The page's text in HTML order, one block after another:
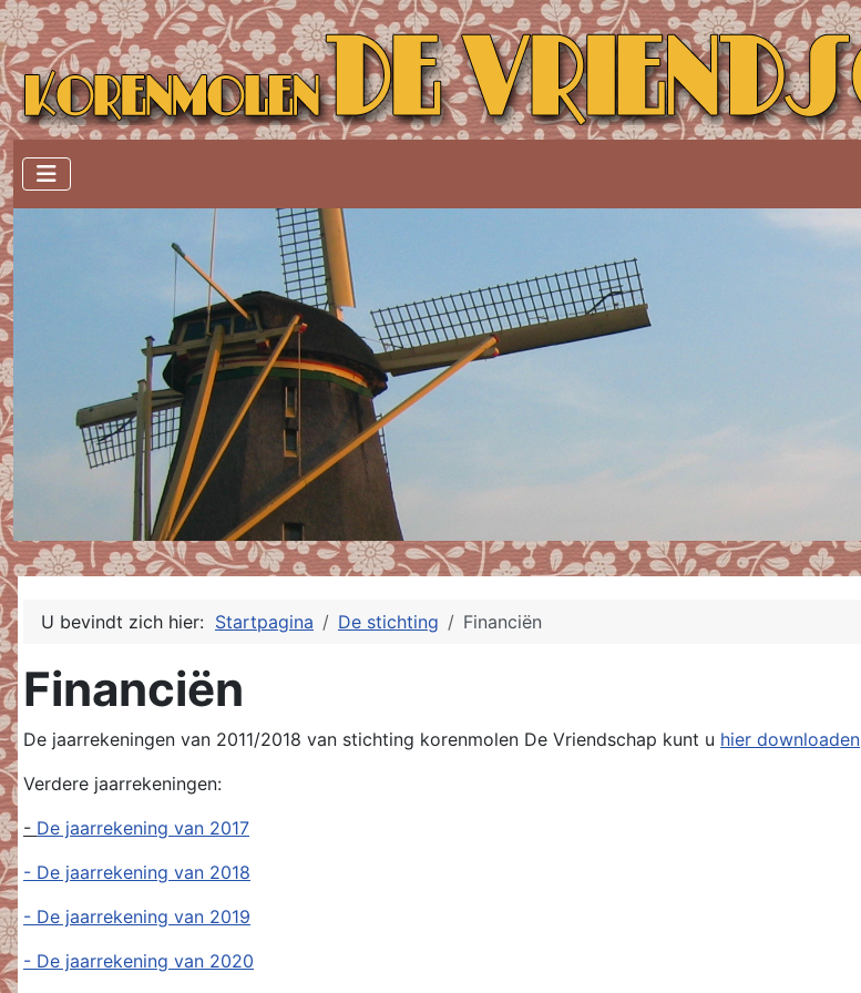
U bevindt zich hier: Startpagina De stichting Financiën
Financiën
De jaarrekeningen van 2011/2018 van stichting korenmolen De Vriendschap kunt u hier downloaden
Verdere jaarrekeningen:
- De jaarrekening van 2017
- De jaarrekening van 2018
- De jaarrekening van 2019
- De jaarrekening van 2020